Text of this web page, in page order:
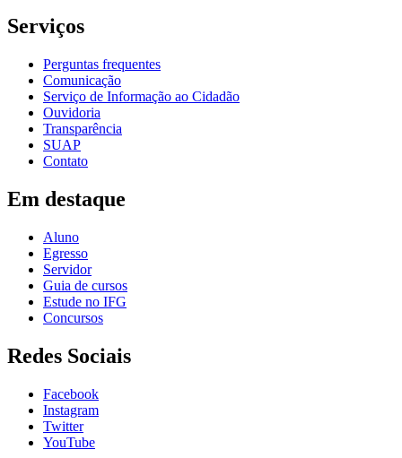
Serviços
Perguntas frequentes
Comunicação
Serviço de Informação ao Cidadão
Ouvidoria
Transparência
SUAP
Contato
Em destaque
Aluno
Egresso
Servidor
Guia de cursos
Estude no IFG
Concursos
Redes Sociais
Facebook
Instagram
Twitter
YouTube